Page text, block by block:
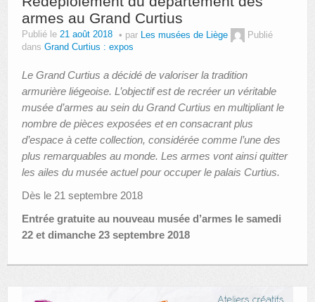
armes au Grand Curtius
Publié le 21 août 2018 par Les musées de Liège
Publié
dans Grand Curtius : expos
Le Grand Curtius a décidé de valoriser la tradition
armurière liégeoise. L’objectif est de recréer un véritable
musée d’armes au sein du Grand Curtius en multipliant le
nombre de pièces exposées et en consacrant plus
d’espace à cette collection, considérée comme l’une des
plus remarquables au monde. Les armes vont ainsi quitter
les ailes du musée actuel pour occuper le palais Curtius.
Dès le 21 septembre 2018
Entrée gratuite au nouveau musée d’armes le samedi
22 et dimanche 23 septembre 2018